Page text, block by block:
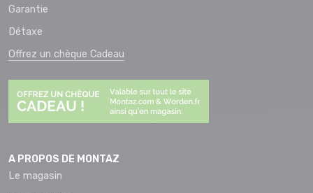
Garantie
Détaxe
Offrez un chèque Cadeau
A PROPOS DE MONTAZ
Le magasin